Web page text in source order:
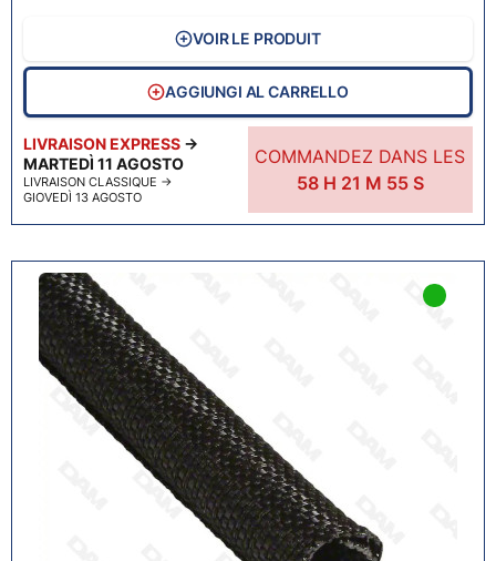
LIVRAISON EXPRESS →
MARTEDÌ 11 AGOSTO
LIVRAISON CLASSIQUE →
GIOVEDÌ 13 AGOSTO
COMMANDEZ DANS LES
58H 21 M 54 S
VOIR LE PRODUIT
AGGIUNGI AL CARRELLO